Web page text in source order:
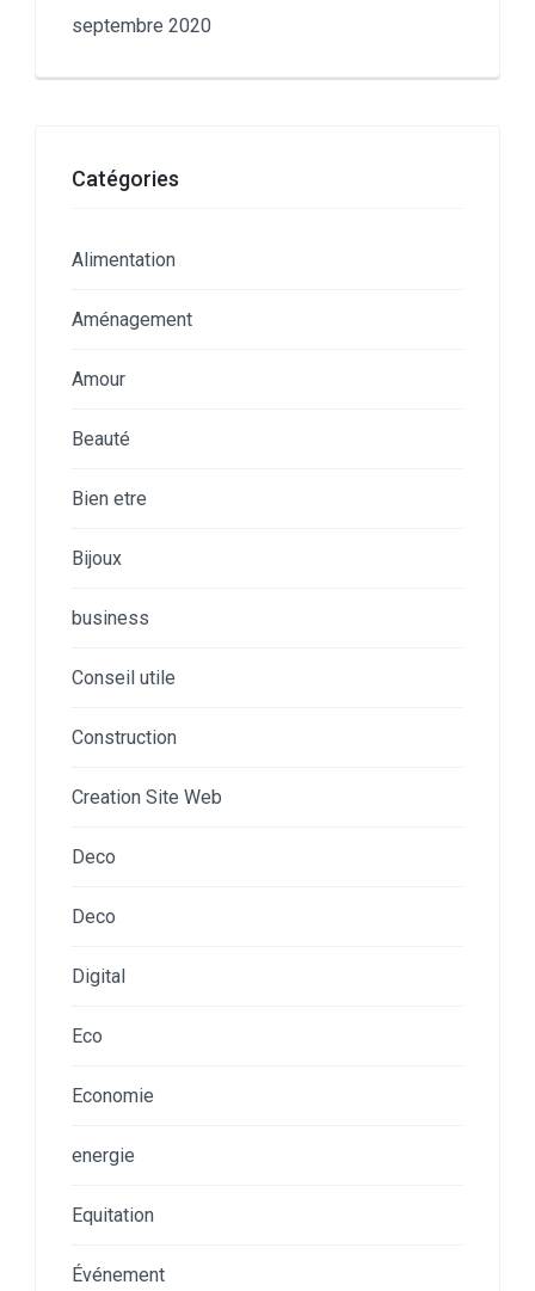
septembre 2020
Catégories
Alimentation
Aménagement
Amour
Beauté
Bien etre
Bijoux
business
Conseil utile
Construction
Creation Site Web
Deco
Deco
Digital
Eco
Economie
energie
Equitation
Événement